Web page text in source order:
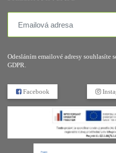
Odesláním emailové adresy souhlasíte
GDPR.
Facebook